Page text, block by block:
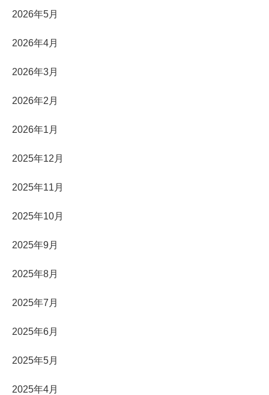
2026年5月
2026年4月
2026年3月
2026年2月
2026年1月
2025年12月
2025年11月
2025年10月
2025年9月
2025年8月
2025年7月
2025年6月
2025年5月
2025年4月